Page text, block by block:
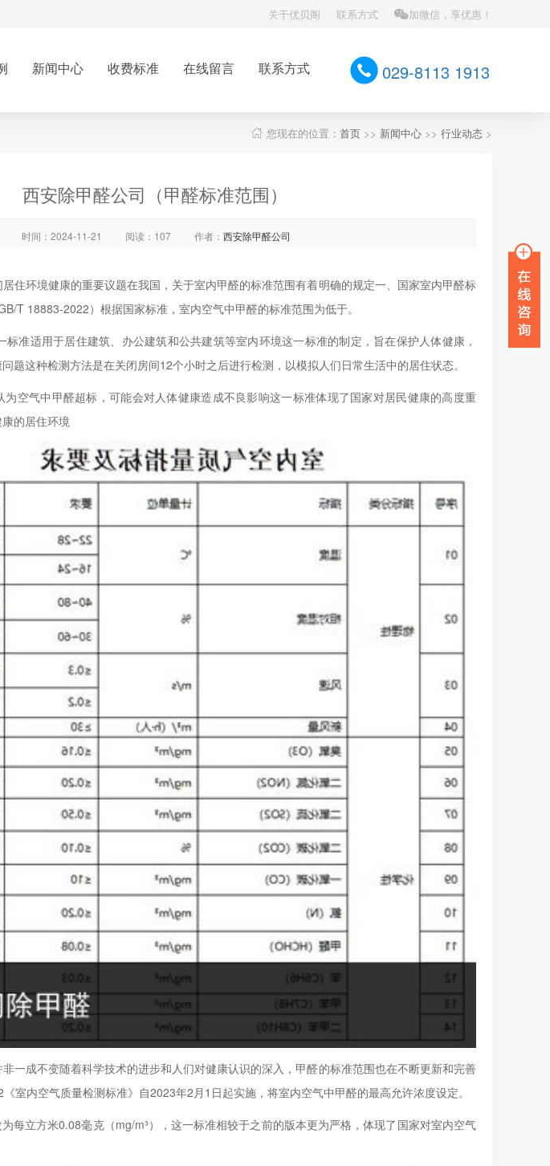
关于优贝阁 联系方式 加微信，享优惠！
新闻中心 收费标准 在线留言 联系方式 029-8113 1913
您现在的位置： 首页 >> 新闻中心 >> 行业动态 >
西安除甲醛公司（甲醛标准范围）
时间：2024-11-21 阅读：107 作者： 西安除甲醛公司
住环境健康的重要议题在我国，关于室内甲醛的标准范围有着明确的规定一、国家室内甲醛标
T 18883-2022）根据国家标准，室内空气中甲醛的标准范围为低于。
标准适用于居住建筑、办公建筑和公共建筑等室内环境这一标准的制定，旨在保护人体健康，
题这种检测方法是在关闭房间12个小时之后进行检测，以模拟人们日常生活中的居住状态。
空气中甲醛超标，可能会对人体健康造成不良影响这一标准体现了国家对居民健康的高度重
的居住环境
一成不变随着科学技术的进步和人们对健康认识的深入，甲醛的标准范围也在不断更新和完善
室内空气质量检测标准》自2023年2月1日起实施，将室内空气中甲醛的最高允许浓度设定。
每立方米0.08毫克（mg/m³），这一标准相较于之前的版本更为严格，体现了国家对室内空气